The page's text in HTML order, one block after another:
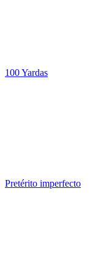
100 Yardas
Pretérito imperfecto